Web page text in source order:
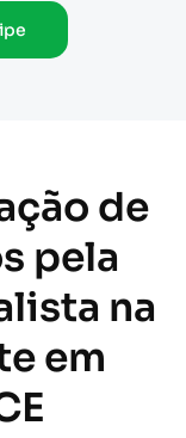
de
pela
na
em